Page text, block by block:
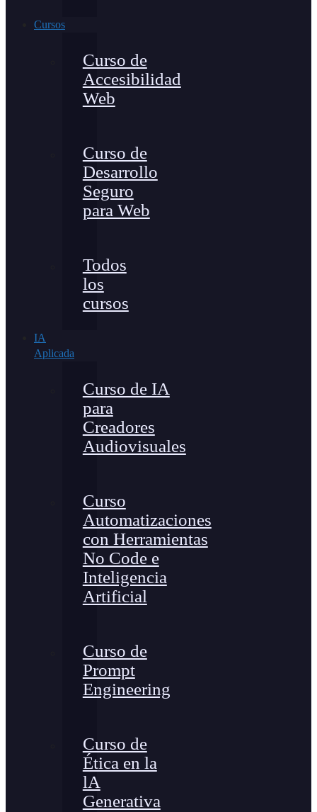
Cursos
Curso de
Accesibilidad
Web
Curso de
Desarrollo
Seguro
para Web
Todos
los
cursos
IA
Aplicada
Curso de IA
para
Creadores
Audiovisuales
Curso
Automatizaciones
con Herramientas
No Code e
Inteligencia
Artificial
Curso de
Prompt
Engineering
Curso de
Ética en la
lA
Generativa